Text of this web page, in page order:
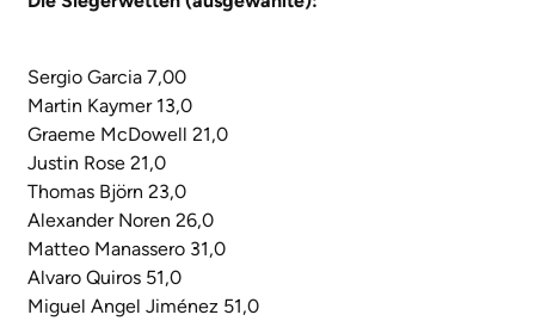
Sergio Garcia 7,00
Martin Kaymer 13,0
Graeme McDowell 21,0
Justin Rose 21,0
Thomas Björn 23,0
Alexander Noren 26,0
Matteo Manassero 31,0
Alvaro Quiros 51,0
Miguel Angel Jiménez 51,0